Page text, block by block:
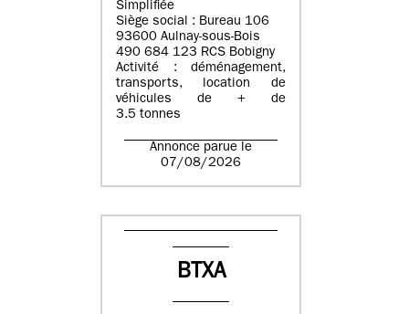
Simplifiée
Siège social : Bureau 106
93600 Aulnay-sous-Bois
490 684 123 RCS Bobigny
Activité : déménagement,
transports, location de
véhicules de + de
3.5 tonnes
Annonce parue le
07/08/2026
BTXA